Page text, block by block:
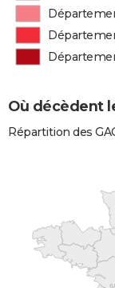
Où décèdent
Répartition des